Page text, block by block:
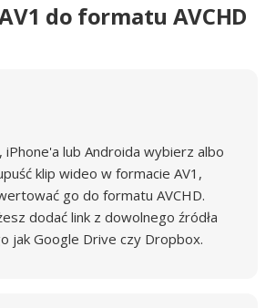
do formatu AVCHD
iPhone'a lub Androida wybierz albo
klip wideo w formacie AV1,
go do formatu AVCHD.
dodać link z dowolnego źródła
jak Google Drive czy Dropbox.